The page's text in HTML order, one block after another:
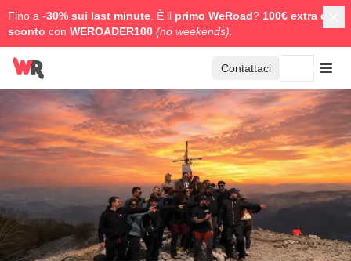
Fino a -30% sui last minute . È il primo WeRoad? 100€ extra di
sconto con WEROADER100 (no weekends).
Contattaci